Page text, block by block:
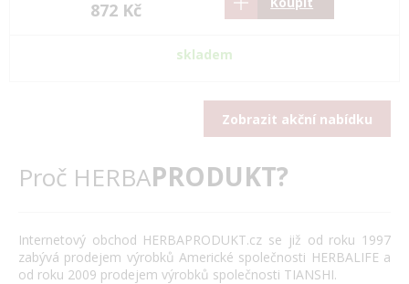
872 Kč
skladem
Zobrazit akční nabídku
Proč HERBAPRODUKT?
Internetový obchod HERBAPRODUKT.cz se již od roku 1997
zabývá prodejem výrobků Americké společnosti HERBALIFE a
od roku 2009 prodejem výrobků společnosti TIANSHI.